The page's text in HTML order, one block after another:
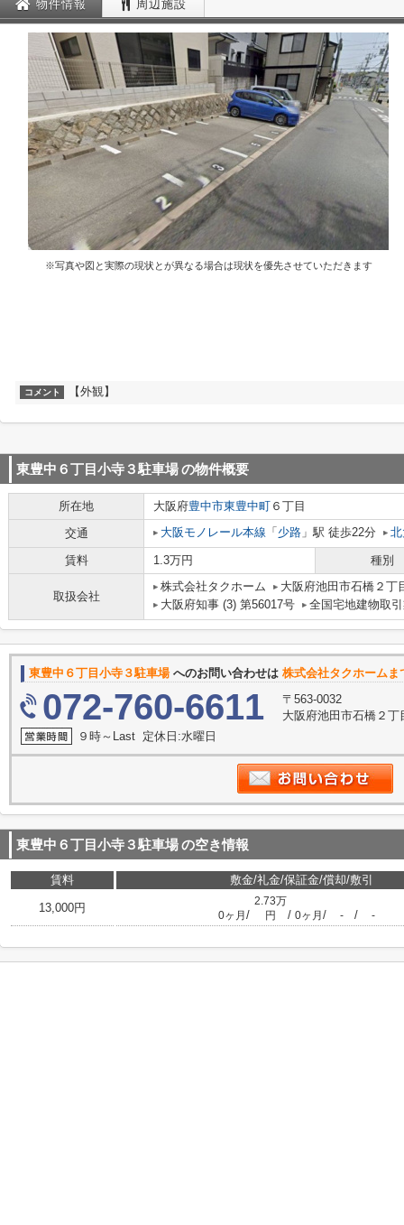
物件情報 周辺施設
※写真や図と実際の現状とが異なる場合は現状を優先させていただきます
コメント 【外観】
東豊中６丁目小寺３駐車場の物件概要
所在地 大阪府豊中市東豊中町 ６丁目
交通
大阪モノレール本線 「 少路 」駅 徒歩22分
賃料 1.3万円 種別
取扱会社
株式会社タクホーム
大阪府池田市石橋２丁
大阪府知事 (3) 第56017号
全国宅地建物取
東豊中６丁目小寺３駐車場へのお問い合わせは 株式会社タクホームま
072-760-6611
〒563-0032
大阪府池田市石橋２
９時～Last 定休日:水曜日
東豊中６丁目小寺３駐車場の空き情報
賃料 敷金/礼金/保証金/償却/敷引
13,000円
0ヶ月 /
2.73万
円
/ 0ヶ月 / - / -